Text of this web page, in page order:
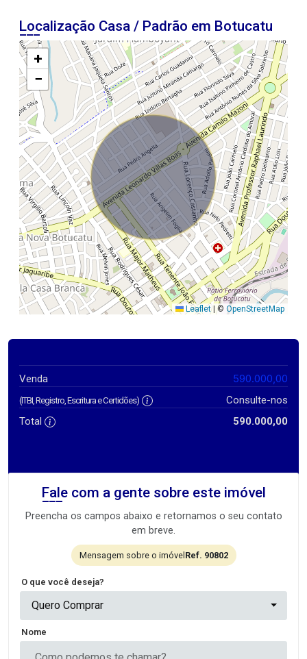
Localização Casa / Padrão em Botucatu
+
−
Leaflet © OpenStreetMap
Venda 590.000,00
(ITBI, Registro, Escritura e Certidões)
Consulte-nos
Total
590.000,00
Fale com a gente sobre este imóvel
Preencha os campos abaixo e retornamos o seu contato
em breve.
Mensagem sobre o imóvel Ref. 90802
O que você deseja?
Quero Comprar
Nome